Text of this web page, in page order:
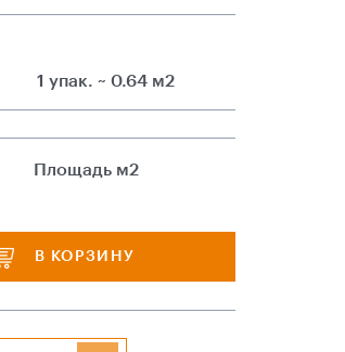
1 упак. ~ 0.64 м2
Площадь м2
В КОРЗИНУ